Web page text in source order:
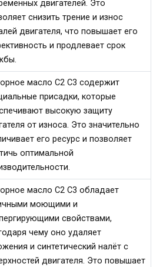
двигателей. Это
снизить трение и износ
двигателя, что повышает его
и продлевает срок
масло C2 C3 содержит
присадки, которые
высокую защиту
от износа. Это значительно
его ресурс и позволяет
оптимальной
масло C2 C3 обладает
моющими и
свойствами,
чему оно удаляет
и синтетический налёт с
двигателя. Это повышает